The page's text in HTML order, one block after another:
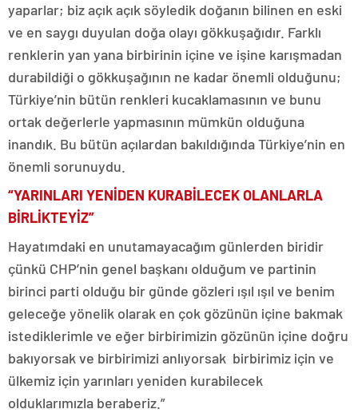
yaparlar; biz açık açık söyledik doğanın bilinen en eski
ve en saygı duyulan doğa olayı gökkuşağıdır. Farklı
renklerin yan yana birbirinin içine ve işine karışmadan
durabildiği o gökkuşağının ne kadar önemli olduğunu;
Türkiye’nin bütün renkleri kucaklamasının ve bunu
ortak değerlerle yapmasının mümkün olduğuna
inandık. Bu bütün açılardan bakıldığında Türkiye’nin en
önemli sorunuydu.
“YARINLARI YENİDEN KURABİLECEK OLANLARLA
BİRLİKTEYİZ”
Hayatımdaki en unutamayacağım günlerden biridir
çünkü CHP’nin genel başkanı olduğum ve partinin
birinci parti olduğu bir günde gözleri ışıl ışıl ve benim
geleceğe yönelik olarak en çok gözünün içine bakmak
istediklerimle ve eğer birbirimizin gözünün içine doğru
bakıyorsak ve birbirimizi anlıyorsak birbirimiz için ve
ülkemiz için yarınları yeniden kurabilecek
olduklarımızla beraberiz.”